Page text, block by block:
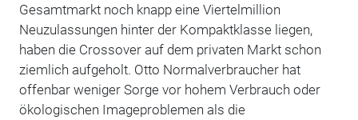
Gesamtmarkt noch knapp eine Viertelmillion
Neuzulassungen hinter der Kompaktklasse liegen,
haben die Crossover auf dem privaten Markt schon
ziemlich aufgeholt. Otto Normalverbraucher hat
offenbar weniger Sorge vor hohem Verbrauch oder
ökologischen Imageproblemen als die